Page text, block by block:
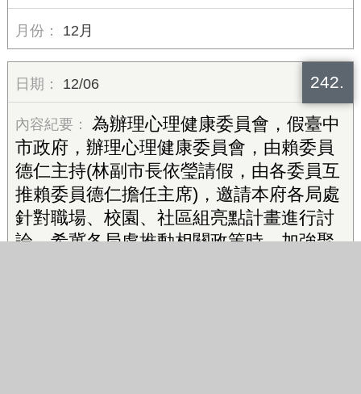
12月
242.
12/06
為辦理心理健康委員會，假臺中
市政府，辦理心理健康委員會，由賴委員
德仁主持(林副市長依瑩請假，由各委員互
推賴委員德仁擔任主席)，邀請本府各局處
針對職場、校園、社區組亮點計畫進行討
論，希冀各局處推動相關政策時，加強聚